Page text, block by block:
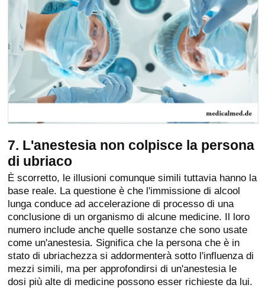
7. L'anestesia non colpisce la persona
di ubriaco
È scorretto, le illusioni comunque simili tuttavia hanno la
base reale. La questione è che l'immissione di alcool
lunga conduce ad accelerazione di processo di una
conclusione di un organismo di alcune medicine. Il loro
numero include anche quelle sostanze che sono usate
come un'anestesia. Significa che la persona che è in
stato di ubriachezza si addormenterà sotto l'influenza di
mezzi simili, ma per approfondirsi di un'anestesia le
dosi più alte di medicine possono esser richieste da lui.